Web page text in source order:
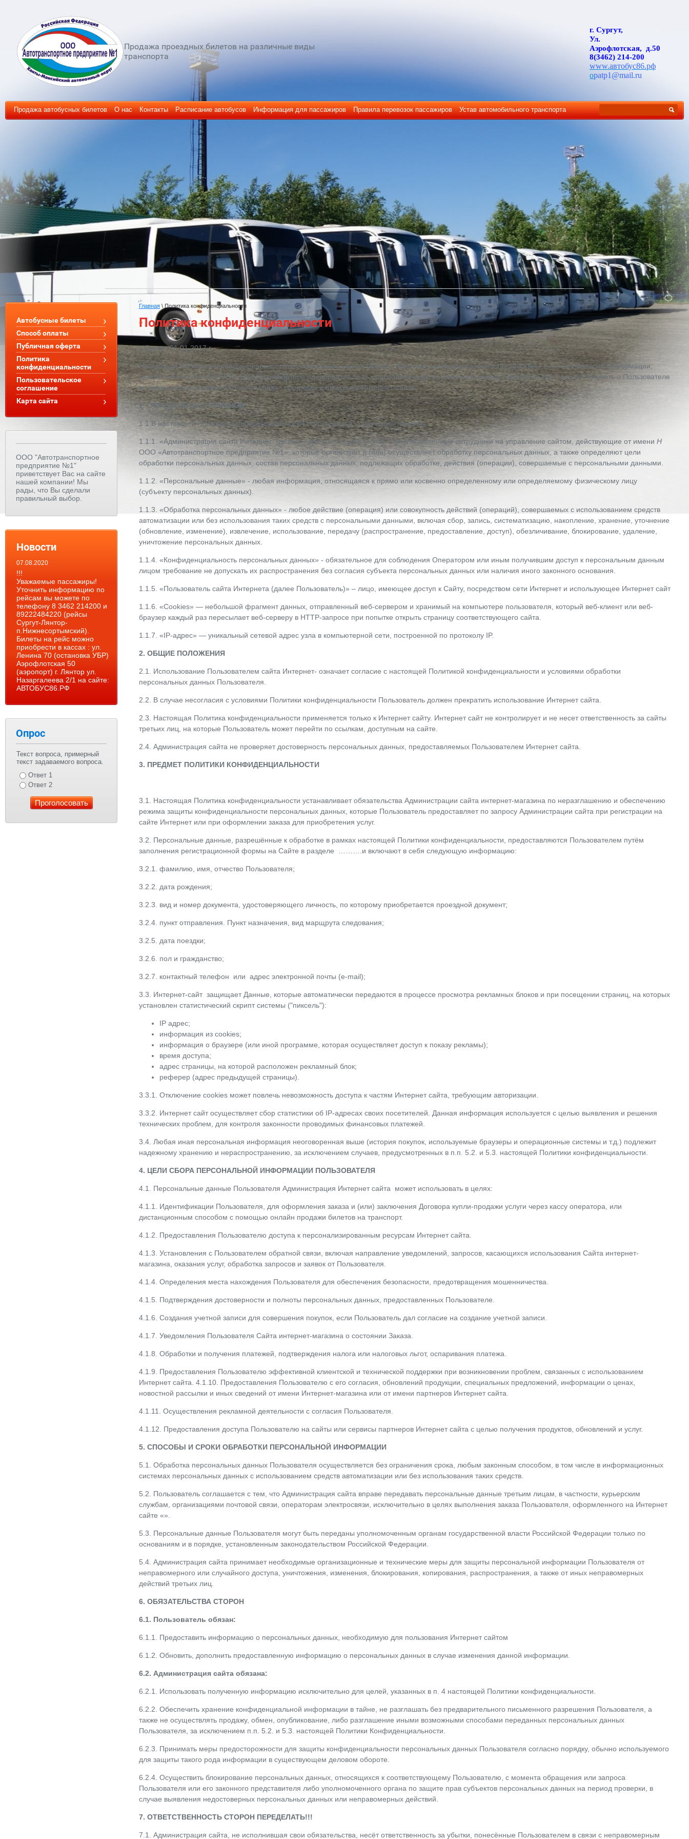
Продажа проездных билетов на различные виды
транспорта
г. Сургут,
Ул.
Аэрофлотская, д.50
8(3462) 214-200
www.автобус86.рф
opatp1@mail.ru
Продажа автобусных билетов О нас Контакты Расписание автобусов Информация для пассажиров Правила перевозок пассажиров Устав автомобильного транспорта
Главная \ Политика конфиденциальности
Политика конфиденциальности
г. Сургут. 01.01.2017 г.
Настоящая Политика конфиденциальности персональных данных (далее – Политика конфиденциальности) действует в отношении всей информации,
которую Интернет-сайт ООО «Автотранспортное предприятие №1», расположенный на доменном имени «автобус86.рф», может получить о Пользователе
во время использования Интернет-сайта , программ и продуктов Интернет-сайта.
1. ОПРЕДЕЛЕНИЕ ТЕРМИНОВ
1.1 В настоящей Политике конфиденциальности используются следующие термины:
1.1.1. «Администрация сайта Интернет- (далее – Администрация сайта) – уполномоченные сотрудники на управление сайтом, действующие от имени Н
ООО «Автотранспортное предприятие №1», которые организуют и (или) осуществляет обработку персональных данных, а также определяют цели
обработки персональных данных, состав персональных данных, подлежащих обработке, действия (операции), совершаемые с персональными данными.
1.1.2. «Персональные данные» - любая информация, относящаяся к прямо или косвенно определенному или определяемому физическому лицу
(субъекту персональных данных).
1.1.3. «Обработка персональных данных» - любое действие (операция) или совокупность действий (операций), совершаемых с использованием средств
автоматизации или без использования таких средств с персональными данными, включая сбор, запись, систематизацию, накопление, хранение, уточнение
(обновление, изменение), извлечение, использование, передачу (распространение, предоставление, доступ), обезличивание, блокирование, удаление,
уничтожение персональных данных.
1.1.4. «Конфиденциальность персональных данных» - обязательное для соблюдения Оператором или иным получившим доступ к персональным данным
лицом требование не допускать их распространения без согласия субъекта персональных данных или наличия иного законного основания.
1.1.5. «Пользователь сайта Интернета (далее Пользователь)» – лицо, имеющее доступ к Сайту, посредством сети Интернет и использующее Интернет сайт
1.1.6. «Cookies» — небольшой фрагмент данных, отправленный веб-сервером и хранимый на компьютере пользователя, который веб-клиент или веб-
браузер каждый раз пересылает веб-серверу в HTTP-запросе при попытке открыть страницу соответствующего сайта.
1.1.7. «IP-адрес» — уникальный сетевой адрес узла в компьютерной сети, построенной по протоколу IP.
2. ОБЩИЕ ПОЛОЖЕНИЯ
2.1. Использование Пользователем сайта Интернет- означает согласие с настоящей Политикой конфиденциальности и условиями обработки
персональных данных Пользователя.
2.2. В случае несогласия с условиями Политики конфиденциальности Пользователь должен прекратить использование Интернет сайта.
2.3. Настоящая Политика конфиденциальности применяется только к Интернет сайту. Интернет сайт не контролирует и не несет ответственность за сайты
третьих лиц, на которые Пользователь может перейти по ссылкам, доступным на сайте.
2.4. Администрация сайта не проверяет достоверность персональных данных, предоставляемых Пользователем Интернет сайта.
3. ПРЕДМЕТ ПОЛИТИКИ КОНФИДЕНЦИАЛЬНОСТИ
3.1. Настоящая Политика конфиденциальности устанавливает обязательства Администрации сайта интернет-магазина по неразглашению и обеспечению
режима защиты конфиденциальности персональных данных, которые Пользователь предоставляет по запросу Администрации сайта при регистрации на
сайте Интернет или при оформлении заказа для приобретения услуг.
3.2. Персональные данные, разрешённые к обработке в рамках настоящей Политики конфиденциальности, предоставляются Пользователем путём
заполнения регистрационной формы на Сайте в разделе ……….и включают в себя следующую информацию:
3.2.1. фамилию, имя, отчество Пользователя;
3.2.2. дата рождения;
3.2.3. вид и номер документа, удостоверяющего личность, по которому приобретается проездной документ;
3.2.4. пункт отправления. Пункт назначения, вид марщрута следования;
3.2.5. дата поездки;
3.2.6. пол и гражданство;
3.2.7. контактный телефон или адрес электронной почты (e-mail);
3.3. Интернет-сайт защищает Данные, которые автоматически передаются в процессе просмотра рекламных блоков и при посещении страниц, на которых
установлен статистический скрипт системы ("пиксель"):
IP адрес;
информация из cookies;
информация о браузере (или иной программе, которая осуществляет доступ к показу рекламы);
время доступа;
адрес страницы, на которой расположен рекламный блок;
реферер (адрес предыдущей страницы).
3.3.1. Отключение cookies может повлечь невозможность доступа к частям Интернет сайта, требующим авторизации.
3.3.2. Интернет сайт осуществляет сбор статистики об IP-адресах своих посетителей. Данная информация используется с целью выявления и решения
технических проблем, для контроля законности проводимых финансовых платежей.
3.4. Любая иная персональная информация неоговоренная выше (история покупок, используемые браузеры и операционные системы и т.д.) подлежит
надежному хранению и нераспространению, за исключением случаев, предусмотренных в п.п. 5.2. и 5.3. настоящей Политики конфиденциальности.
4. ЦЕЛИ СБОРА ПЕРСОНАЛЬНОЙ ИНФОРМАЦИИ ПОЛЬЗОВАТЕЛЯ
4.1. Персональные данные Пользователя Администрация Интернет сайта может использовать в целях:
4.1.1. Идентификации Пользователя, для оформления заказа и (или) заключения Договора купли-продажи услуги через кассу оператора, или
дистанционным способом с помощью онлайн продажи билетов на транспорт.
4.1.2. Предоставления Пользователю доступа к персонализированным ресурсам Интернет сайта.
4.1.3. Установления с Пользователем обратной связи, включая направление уведомлений, запросов, касающихся использования Сайта интернет-
магазина, оказания услуг, обработка запросов и заявок от Пользователя.
4.1.4. Определения места нахождения Пользователя для обеспечения безопасности, предотвращения мошенничества.
4.1.5. Подтверждения достоверности и полноты персональных данных, предоставленных Пользователе.
4.1.6. Создания учетной записи для совершения покупок, если Пользователь дал согласие на создание учетной записи.
4.1.7. Уведомления Пользователя Сайта интернет-магазина о состоянии Заказа.
4.1.8. Обработки и получения платежей, подтверждения налога или налоговых льгот, оспаривания платежа.
4.1.9. Предоставления Пользователю эффективной клиентской и технической поддержки при возникновении проблем, связанных с использованием
Интернет сайта. 4.1.10. Предоставления Пользователю с его согласия, обновлений продукции, специальных предложений, информации о ценах,
новостной рассылки и иных сведений от имени Интернет-магазина или от имени партнеров Интернет сайта.
4.1.11. Осуществления рекламной деятельности с согласия Пользователя.
4.1.12. Предоставления доступа Пользователю на сайты или сервисы партнеров Интернет сайта с целью получения продуктов, обновлений и услуг.
5. СПОСОБЫ И СРОКИ ОБРАБОТКИ ПЕРСОНАЛЬНОЙ ИНФОРМАЦИИ
5.1. Обработка персональных данных Пользователя осуществляется без ограничения срока, любым законным способом, в том числе в информационных
системах персональных данных с использованием средств автоматизации или без использования таких средств.
5.2. Пользователь соглашается с тем, что Администрация сайта вправе передавать персональные данные третьим лицам, в частности, курьерским
службам, организациями почтовой связи, операторам электросвязи, исключительно в целях выполнения заказа Пользователя, оформленного на Интернет
сайте «».
5.3. Персональные данные Пользователя могут быть переданы уполномоченным органам государственной власти Российской Федерации только по
основаниям и в порядке, установленным законодательством Российской Федерации.
5.4. Администрация сайта принимает необходимые организационные и технические меры для защиты персональной информации Пользователя от
неправомерного или случайного доступа, уничтожения, изменения, блокирования, копирования, распространения, а также от иных неправомерных
действий третьих лиц.
6. ОБЯЗАТЕЛЬСТВА СТОРОН
6.1. Пользователь обязан:
6.1.1. Предоставить информацию о персональных данных, необходимую для пользования Интернет сайтом
6.1.2. Обновить, дополнить предоставленную информацию о персональных данных в случае изменения данной информации.
6.2. Администрация сайта обязана:
6.2.1. Использовать полученную информацию исключительно для целей, указанных в п. 4 настоящей Политики конфиденциальности.
6.2.2. Обеспечить хранение конфиденциальной информации в тайне, не разглашать без предварительного письменного разрешения Пользователя, а
также не осуществлять продажу, обмен, опубликование, либо разглашение иными возможными способами переданных персональных данных
Пользователя, за исключением п.п. 5.2. и 5.3. настоящей Политики Конфиденциальности.
6.2.3. Принимать меры предосторожности для защиты конфиденциальности персональных данных Пользователя согласно порядку, обычно используемого
для защиты такого рода информации в существующем деловом обороте.
6.2.4. Осуществить блокирование персональных данных, относящихся к соответствующему Пользователю, с момента обращения или запроса
Пользователя или его законного представителя либо уполномоченного органа по защите прав субъектов персональных данных на период проверки, в
случае выявления недостоверных персональных данных или неправомерных действий.
7. ОТВЕТСТВЕННОСТЬ СТОРОН ПЕРЕДЕЛАТЬ!!!
7.1. Администрация сайта, не исполнившая свои обязательства, несёт ответственность за убытки, понесённые Пользователем в связи с неправомерным
Автобусные билеты
Способ оплаты
Публичная оферта
Политика
конфиденциальности
Пользовательское
соглашение
Карта сайта
ООО "Автотранспортное
предприятие №1"
приветствует Вас на сайте
нашей компании! Мы
рады, что Вы сделали
правильный выбор.
Новости
07.08.2020
!!!
Уважаемые пассажиры!
Уточнить информацию по
рейсам вы можете по
телефону 8 3462 214200 и
89222484220 (рейсы
Сургут-Лянтор-
п.Нижнесортымский).
Билеты на рейс можно
приобрести в кассах : ул.
Ленина 70 (остановка УБР)
Аэрофлотская 50
(аэропорт) г. Лянтор ул.
Назаргалеева 2/1 на сайте:
АВТОБУС86.РФ
Опрос
Текст вопроса, примерный
текст задаваемого вопроса.
Ответ 1
Ответ 2